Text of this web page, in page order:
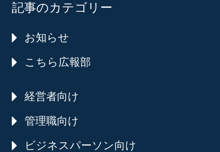
記事のカテゴリー
お知らせ
こちら広報部
経営者向け
管理職向け
ビジネスパーソン向け